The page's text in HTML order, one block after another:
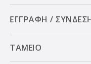
ΕΓΓΡΑΦΗ /
ΤΑΜΕΙΟ